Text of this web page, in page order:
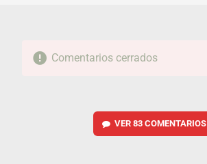
Comentarios cerrados
VER 83 COMENTARIOS